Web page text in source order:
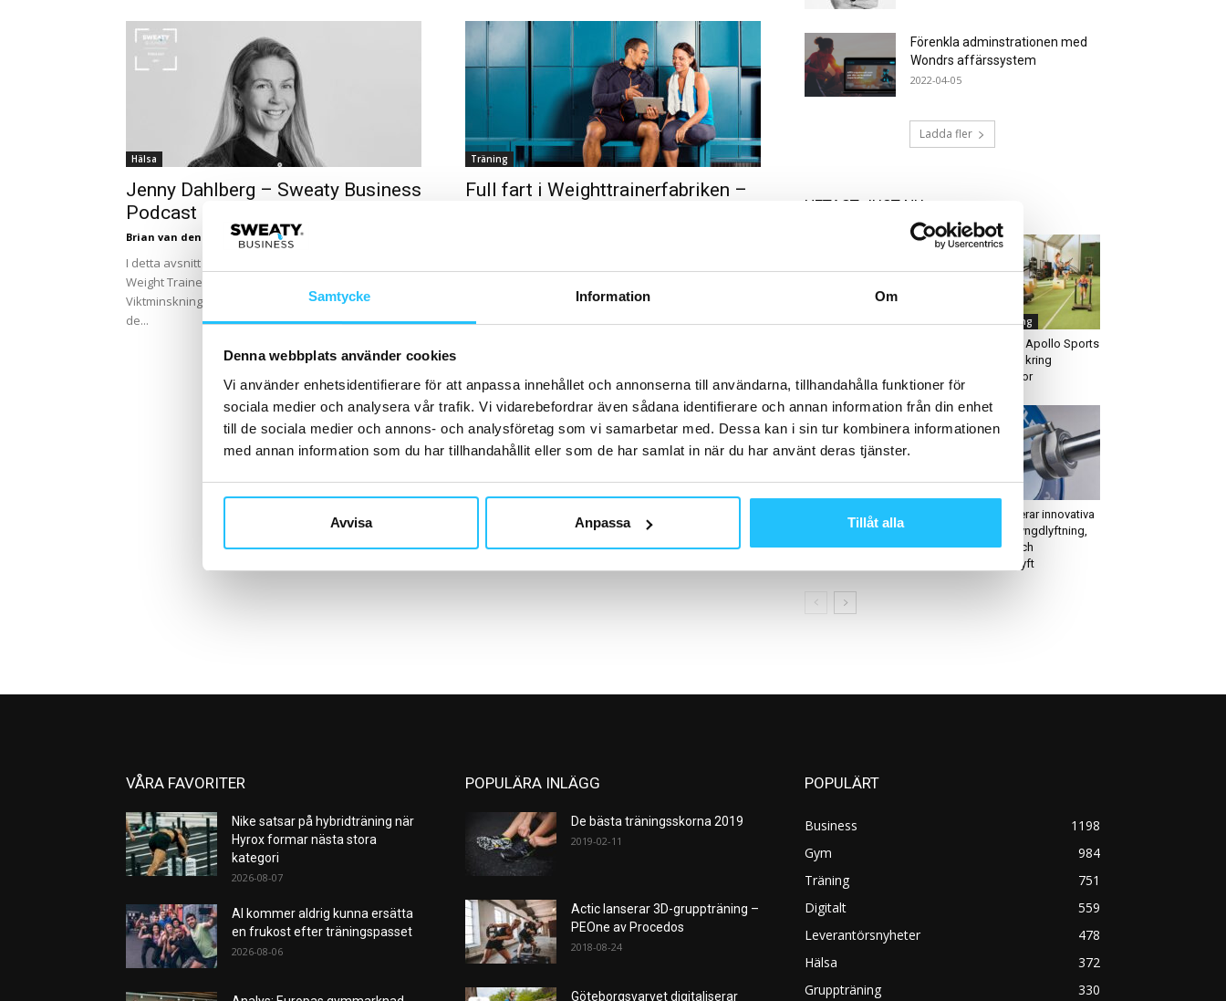
Samtycke Information Om
Denna webbplats använder cookies
Vi använder enhetsidentifierare för att anpassa innehållet och annonserna till användarna, tillhandahålla funktioner för
sociala medier och analysera vår trafik. Vi vidarebefordrar även sådana identifierare och annan information från din enhet
till de sociala medier och annons- och analysföretag som vi samarbetar med. Dessa kan i sin tur kombinera informationen
med annan information som du har tillhandahållit eller som de har samlat in när du har använt deras tjänster.
Avvisa Anpassa Tillåt alla
Hälsa
Jenny Dahlberg – Sweaty Business
Podcast #87
Brian van den Brink - 2021-11-03
I detta avsnitt träffar podden Jenny Dahlberg från
Weight Trainer för att prata viktminskningskoncept.
Viktminskning, uttryckt på ett eller annat vis, är ett av
de...
Träning
Full fart i Weighttrainerfabriken –
januari genomfördes därför dubbla utbildningar. En
med utbildare Isa Kjellsdotter i...
Förenkla adminstrationen med
Wondrs affärssystem
2022-04-05
Ladda fler
HETAST JUST NU
Digitalt
Advagym
Gruppträning
HYROX och Apollo Sports
teamar upp kring
träninsgresor
13 saker mentalt starka
människor undviker
Eleiko lanserar innovativa
klovar för tyngdlyftning,
styrkelyft och
parastyrkelyft
VÅRA FAVORITER
Nike satsar på hybridträning när
Hyrox formar nästa stora
kategori
2026-08-07
AI kommer aldrig kunna ersätta
en frukost efter träningspasset
2026-08-06
POPULÄRA INLÄGG
De bästa träningsskorna 2019
2019-02-11
Actic lanserar 3D-gruppträning –
PEOne av Procedos
2018-08-24
Göteborgsvarvet digitaliserar
POPULÄRT
Business
1198
Gym
984
Träning
751
Digitalt
559
Leverantörsnyheter
478
Hälsa
372
Gruppträning
330